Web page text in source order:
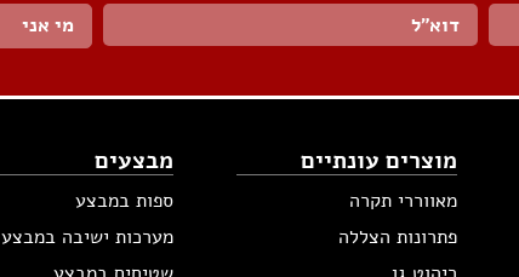
מי אני
מוצרים עונתיים
מאווררי תקרה
פתרונות הצללה
מבצעים
ספות במבצע
מערכות ישיבה במבצע